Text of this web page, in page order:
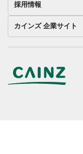
採用情報
カインズ 企業サイト